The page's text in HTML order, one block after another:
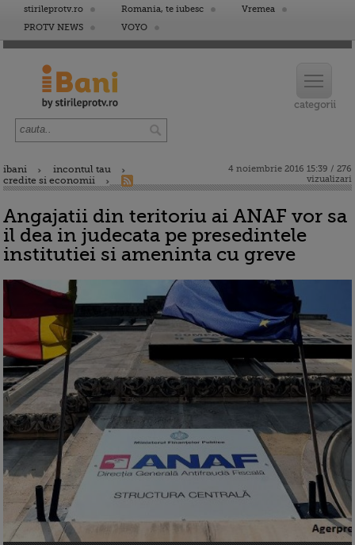
stirileprotv.ro Romania, te iubesc
Vremea
PROTV NEWS
VOYO
ibani
incontul tau
credite si economii
4 noiembrie 2016 15:39 / 276
vizualizari
Angajatii din teritoriu ai ANAF vor sa
il dea in judecata pe presedintele
institutiei si ameninta cu greve